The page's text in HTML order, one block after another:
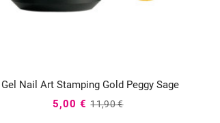
Gel Nail Art Stamping Gold Peggy Sage

5,00 € 11,90 €